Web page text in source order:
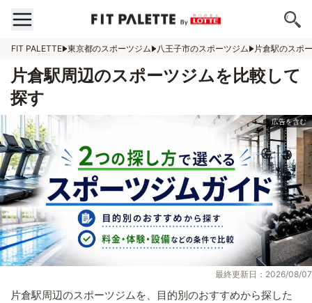
FIT PALETTE 東京都のスポーツジム 八王子市のスポーツジム 片倉駅のスポ
片倉駅周辺のスポーツジムを比較して
探す
最終更新日：2026/08/07
片倉駅周辺のスポーツジムを、目的別のおすすめから探した